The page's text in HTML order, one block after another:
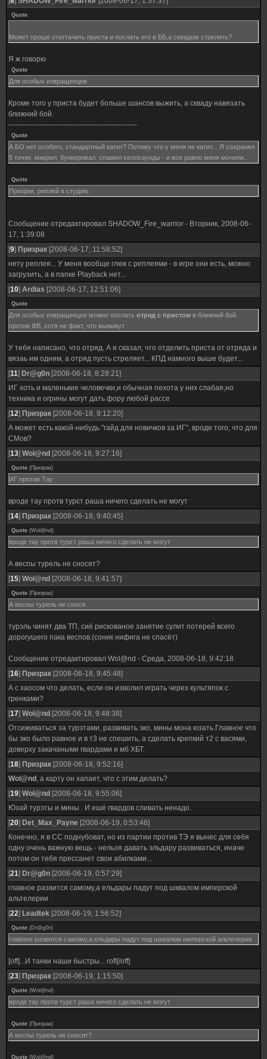
Quote
Может проще отаттачить приста и послать его в ББ,а сквадом стрелять?
Я ж говорю
Quote
Для особых извращенцев
Кроме того у приста будет больше шансов выжить, а скваду навязать
ближний бой.
------------------------------------------------------
Quote
А БО нет особого, стандартный катит? Потому что у меня не катит... Я сохранял
5 точек, микрил, бункеровал, спамил хеллхаунды - и все равно меня мочили...
Quote
Призрак, реплей в студию.
Сообщение отредактировал SHADOW_Fire_warrior - Вторник, 2008-06-
17, 1:39:08
[9] Призрак [2008-06-17, 11:58:52]
нету реплея... У меня вообще глюк с реплеями - в игре они есть, можно
загрузить, а в папке Playback нет...
[10] Ardias [2008-06-17, 12:51:06]
Quote
Для особых извращенцев можно послать отряд с пристом в ближний бой
против ФВ, хотя не факт, что выживут
У тебя написано, что отряд. А я сказал, что отделить приста от отряда и
вязаь им одним, а отряд пусть стреляет... КПД намного выше будет...
[11] Dr@g0n [2008-06-18, 8:28:21]
ИГ хоть и маленькие человечки,и обычная пехота у них слабая,но
техника и огрины могут дать фору любой рассе
[12] Призрак [2008-06-18, 9:12:20]
А может есть какой-нибудь "гайд для новичков за ИГ", вроде того, что для
СМов?
[13] Wol@nd [2008-06-18, 9:27:16]
Quote (Призрак)
ИГ против Тау
вроде тау протв турєт раша ничего сделать не могут
[14] Призрак [2008-06-18, 9:40:45]
Quote (Wol@nd)
вроде тау протв турєт раша ничего сделать не могут
А веспы турель не сносят?
[15] Wol@nd [2008-06-18, 9:41:57]
Quote (Призрак)
А веспы турель не снося
турэль чинят два ТП, сиё рискованое занятие сулит потерей всего
дорогушего пака веспов.(соник нифига не спасёт)
Сообщение отредактировал Wol@nd - Среда, 2008-06-18, 9:42:18
[16] Призрак [2008-06-18, 9:45:48]
А с хаосом что делать, если он изволил играть через культяпок с
гренками?
[17] Wol@nd [2008-06-18, 9:48:38]
Отсиживаться за турэтами, развивать эко, мины мона юзать.Главное что
бы эко было равное и в т3 не спешить, а сделать крепкий т2 с васями,
доверху закачаными гвардами и мб ХБТ.
[18] Призрак [2008-06-18, 9:52:16]
Wol@nd , а карту он хапает, что с этим делать?
[19] Wol@nd [2008-06-18, 9:55:06]
Юзай турэты и мины . И ешё гвардов сливать ненадо.
[20] Det_Max_Payne [2008-06-19, 0:53:46]
Конечно, я в СС поднубоват, но из партии против ТЭ я вынес для себя
одну очень важную вещь - нельзя давать эльдару развиваться, иначе
потом он тебя прессанет свои абилками...
[21] Dr@g0n [2008-06-19, 0:57:29]
главное развится самому,а ельдары падут под шквалом имперской
альтелерии
[22] Leadtek [2008-06-19, 1:56:52]
Quote (Dr@g0n)
главное развится самому,а ельдары падут под шквалом имперской альтелерии
[off]...И танки наши быстры... rofl[/off]
[23] Призрак [2008-06-19, 1:15:50]
Quote (Wol@nd)
вроде тау протв турєт раша ничего сделать не могут
Quote (Призрак)
А веспы турель не сносят?
Quote (Wol@nd)